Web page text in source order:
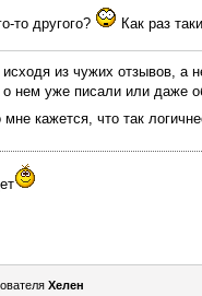
то другого? Как раз
из чужих отзывов, а
нем уже писали или даже
кажется, что так
Хелен